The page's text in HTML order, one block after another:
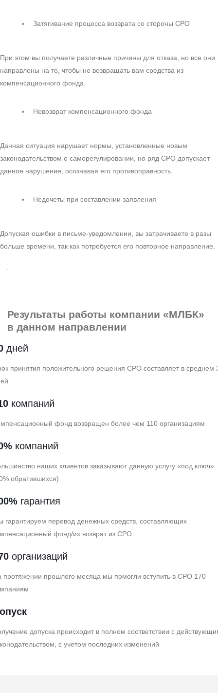
Затягивание процесса возврата со стороны СРО
При этом вы получаете различные причины для отказа, но все они
направлены на то, чтобы не возвращать вам средства из
компенсационного фонда.
Невозврат компенсационного фонда
Данная ситуация нарушает нормы, установленные новым
законодательством о саморегулировании, но ряд СРО допускает
данное нарушение, осознавая его противоправность.
Недочеты при составлении заявления
Допуская ошибки в письме-уведомлении, вы затрачиваете в разы
больше времени, так как потребуется его повторное направление.
Результаты работы компании «МЛБК»
в данном направлении
дней
принятия положительного решения СРО составляет в среднем
компаний
фонд возвращен более чем 110 организациям
компаний
наших клиентов заказывают данную услугу «под ключ»
обратившихся)
гарантия
гарантируем перевод денежных средств, составляющих
фонд/их возврат из СРО
организаций
протяжении прошлого месяца мы помогли вступить в СРО 170
допуска происходит в полном соответствии с
с учетом последних изменений